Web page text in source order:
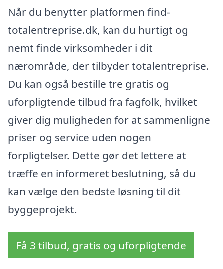
Når du benytter platformen find-
totalentreprise.dk, kan du hurtigt og
nemt finde virksomheder i dit
nærområde, der tilbyder totalentreprise.
Du kan også bestille tre gratis og
uforpligtende tilbud fra fagfolk, hvilket
giver dig muligheden for at sammenligne
priser og service uden nogen
forpligtelser. Dette gør det lettere at
træffe en informeret beslutning, så du
kan vælge den bedste løsning til dit
byggeprojekt.
Få 3 tilbud, gratis og uforpligtende